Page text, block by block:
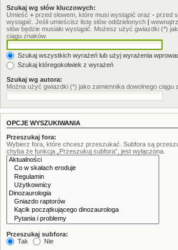
Szukaj wg słów kluczowych:
Umieść + przed słowem, które musi wystąpić oraz - przed
wystąpić. Jeśli umieścisz listę słów oddzielonych |
słów będzie musiało wystąpić. Możesz użyć gwiazdki (*)
ciągu znaków.
Szukaj wszystkich wyrażeń lub użyj wyrażenia
Szukaj któregokolwiek z wyrażeń
Szukaj wg autora:
Można użyć gwiazdki (*) jako zamiennika dowolnego ciągu
OPCJE WYSZUKIWANIA
Przeszukaj fora:
Wybierz fora, które chcesz przeszukać. Subfora są
chyba że funkcja „Przeszukuj subfora”, jest wyłączona.
Przeszukaj subfora:
Tak
Nie